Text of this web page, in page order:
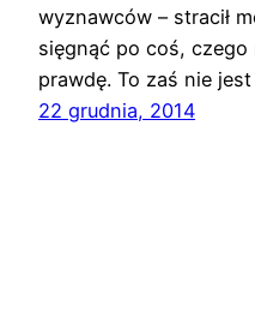
wyznawców – stracił
sięgnąć po coś, czego
prawdę. To zaś nie
22 grudnia, 2014